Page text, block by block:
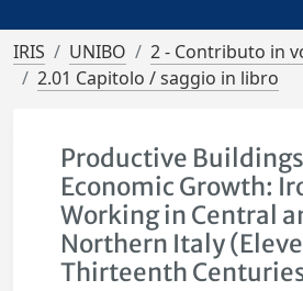
IRIS UNIBO
2 - Contributo in
2.01 Capitolo / saggio in libro
Productive
Economic Growth:
Working in Central
Northern Italy
Thirteenth